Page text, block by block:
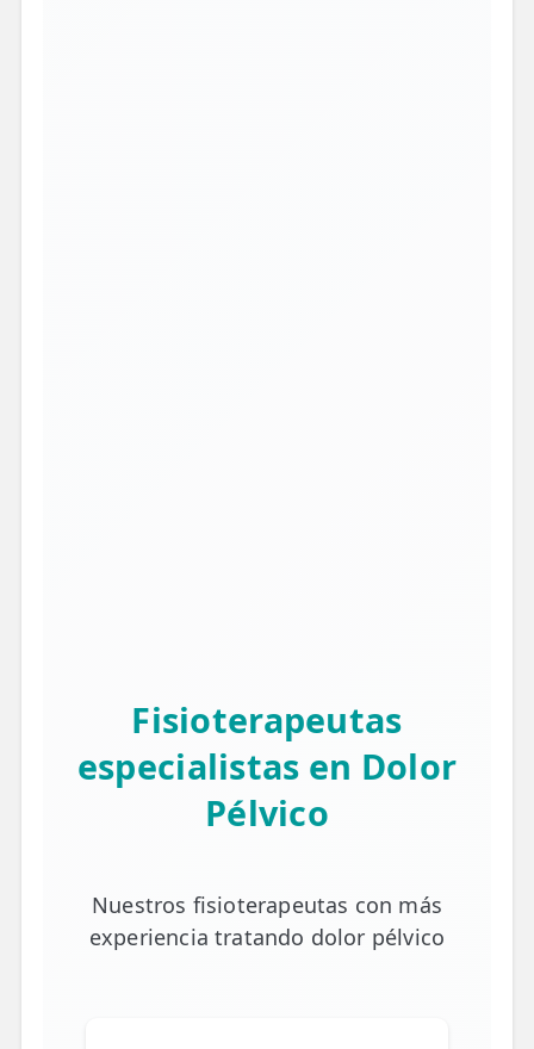
Fisioterapeutas
especialistas en Dolor
Pélvico
Nuestros fisioterapeutas con más
experiencia tratando dolor pélvico